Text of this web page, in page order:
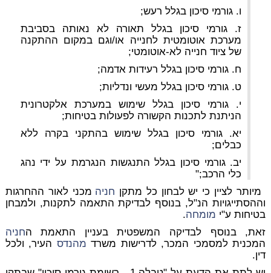
ו. גורמי סיכון בגלל רעש;
ז. גורמי סיכון בגלל תאורה לא נאותה בסביבת
מערכת אוטומטית לחנייה או/וגם במקום ההתקנה
של ציוד חנייה לא-אוטומטי;
ח. גורמי סיכון בגלל רעידות אדמה;
ט. גורמי סיכון בגלל מעשי ונדליות;
י. גורמי סיכון בגלל שימוש במערכת אלקטרונית
הניתנת לתכנות הקשורה לפעולות בטיחות;
יא. גורמי סיכון בגלל שימוש בהתקני בקרה ללא
כבלים;
יב. גורמי סיכון בגלל התנגשות הנגרמת על ידי נהג
כלי הרכב;"
מיותר לציין כי יש לבחון כל מתקן חניה מכני לאור ההחרגות
וההסתייגויות הנ"ל, בנוסף לבדיקת התאמה לתקנות, ולמבחן
בטיחות ע"י מומחה.
זאת, בנוסף לבדיקה המשפטית בעניין התאמת החניה
המכנית למסמכי המכר, לדרישות משרד מהנדס העיר, ולכל
דין.